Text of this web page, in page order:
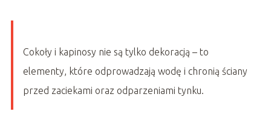
Cokoły i kapinosy nie są tylko dekoracją – to
elementy, które odprowadzają wodę i chronią ściany
przed zaciekami oraz odparzeniami tynku.